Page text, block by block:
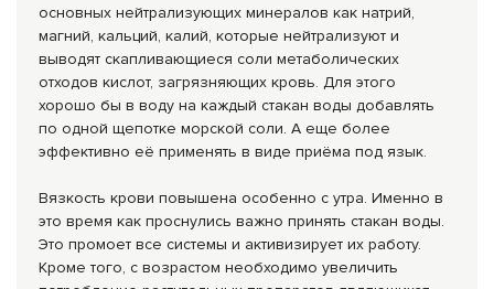
основных нейтрализующих минералов как натрий,
магний, кальций, калий, которые нейтрализуют и
выводят скапливающиеся соли метаболических
отходов кислот, загрязняющих кровь. Для этого
хорошо бы в воду на каждый стакан воды добавлять
по одной щепотке морской соли. А еще более
эффективно её применять в виде приёма под язык.
Вязкость крови повыше­на особенно с утра. Именно в
это время как проснулись важно принять стакан воды.
Это промоет все системы и активизирует их работу.
Кроме того, с возрастом необходимо увеличить